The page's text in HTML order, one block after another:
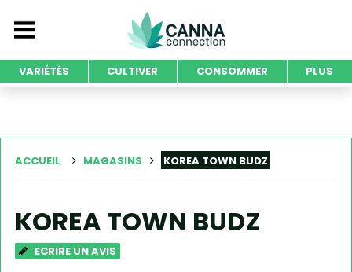
VARIÉTÉS CULTIVER CONSOMMER PLUS
ACCUEIL MAGASINS KOREA TOWN BUDZ
KOREA TOWN BUDZ
ECRIRE UN AVIS